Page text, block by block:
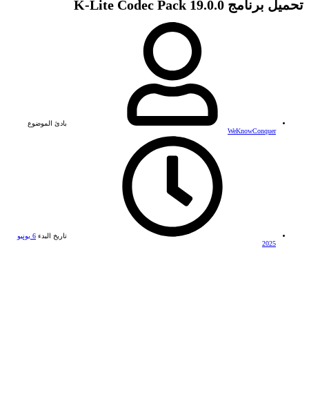
تحميل برنامج K-Lite Codec Pack 19.0.0
بادئ الموضوع
WeKnowConquer
تاريخ البدء
6 يونيو
2025